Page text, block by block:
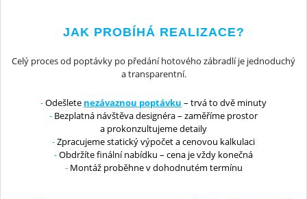
JAK PROBÍHÁ REALIZACE?
Celý proces od poptávky po předání hotového zábradlí je jednoduchý
a transparentní.
Odešlete nezávaznou poptávku – trvá to dvě minuty
Bezplatná návštěva designéra – zaměříme prostor
a prokonzultujeme detaily
Zpracujeme statický výpočet a cenovou kalkulaci
Obdržíte finální nabídku – cena je vždy konečná
Montáž proběhne v dohodnutém termínu